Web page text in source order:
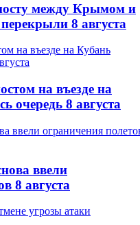
между Крымом и
8 августа
на въезде на
очередь 8 августа
ввели
8 августа